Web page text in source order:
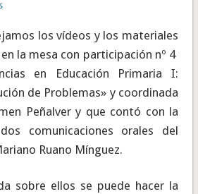
los vídeos y los materiales
la mesa con participación nº 4
en Educación Primaria I:
de Problemas» y coordinada
Peñalver y que contó con la
comunicaciones orales del
Ruano Mínguez.
sobre ellos se puede hacer la